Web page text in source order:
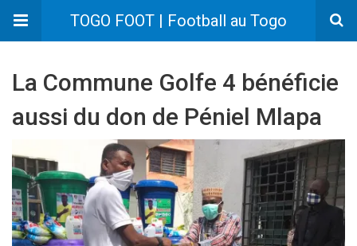
TOGO FOOT | Football au Togo
La Commune Golfe 4 bénéficie
aussi du don de Péniel Mlapa